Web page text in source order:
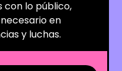
lo público,
en
y luchas.